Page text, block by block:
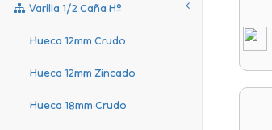
Varilla 1/2 Caña Hº
Hueca 12mm Crudo
Hueca 12mm Zincado
Hueca 18mm Crudo